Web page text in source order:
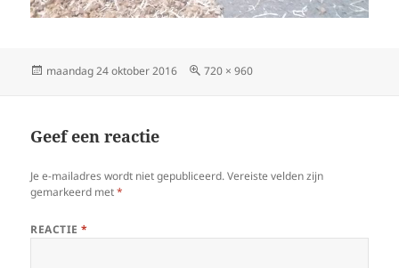
Geplaatst
maandag 24 oktober 2016
Volledige
720 × 960
Geef een reactie
Je e-mailadres wordt niet gepubliceerd. Vereiste velden zijn
gemarkeerd met*
REACTIE*